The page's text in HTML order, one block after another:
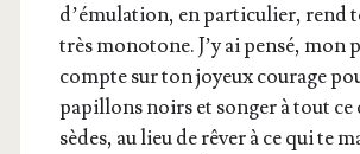
d’émulation, en par­ti­cu­lier, rend
très mono­tone. J’y ai pen­sé, mon
compte sur ton joyeux cou­rage
papillons noirs et son­ger à tout
sèdes, au lieu de rêver à ce qui te